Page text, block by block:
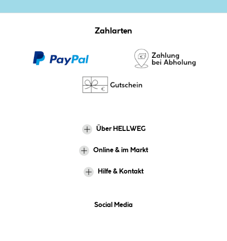
Zahlarten
Über HELLWEG
Online & im Markt
Hilfe & Kontakt
Social Media